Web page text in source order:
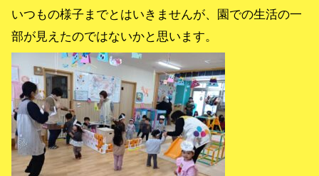
いつもの様子までとはいきませんが、園での生活の一
部が見えたのではないかと思います。